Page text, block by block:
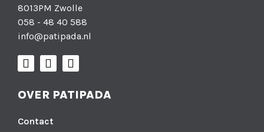
8013PM Zwolle
058 - 48 40 588
info@patipada.nl
OVER PATIPADA
Contact